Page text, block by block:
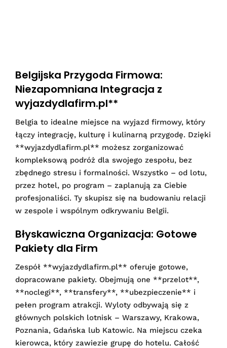
Belgijska Przygoda Firmowa:
Niezapomniana Integracja z
wyjazdydlafirm.pl**
Belgia to idealne miejsce na wyjazd firmowy, który
łączy integrację, kulturę i kulinarną przygodę. Dzięki
**wyjazdydlafirm.pl** możesz zorganizować
kompleksową podróż dla swojego zespołu, bez
zbędnego stresu i formalności. Wszystko – od lotu,
przez hotel, po program – zaplanują za Ciebie
profesjonaliści. Ty skupisz się na budowaniu relacji
w zespole i wspólnym odkrywaniu Belgii.
Błyskawiczna Organizacja: Gotowe
Pakiety dla Firm
Zespół **wyjazdydlafirm.pl** oferuje gotowe,
dopracowane pakiety. Obejmują one **przelot**,
**noclegi**, **transfery**, **ubezpieczenie** i
pełen program atrakcji. Wyloty odbywają się z
głównych polskich lotnisk – Warszawy, Krakowa,
Poznania, Gdańska lub Katowic. Na miejscu czeka
kierowca, który zawiezie grupę do hotelu. Całość